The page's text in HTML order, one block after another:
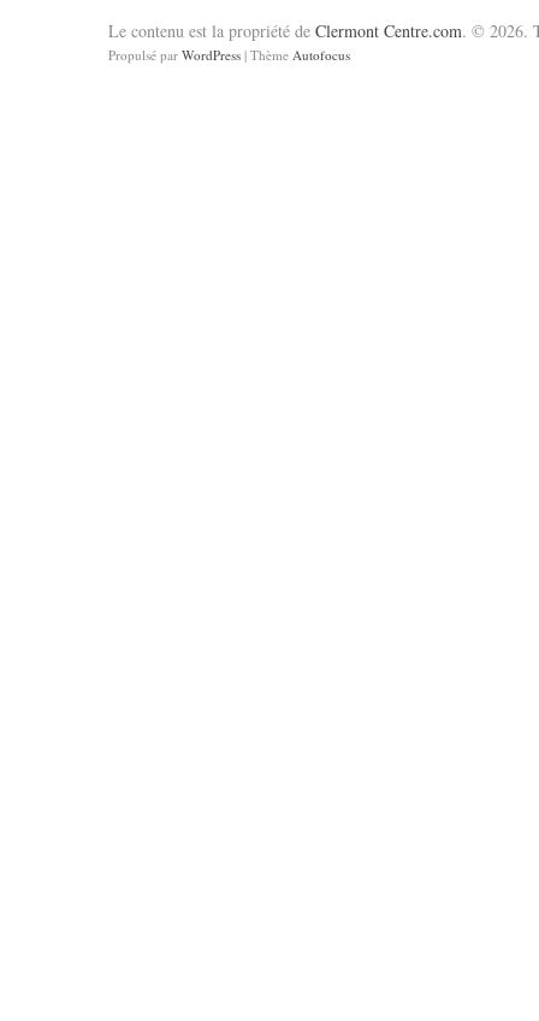
Le contenu est la propriété de Clermont Centre.com. © 2026.
Propulsé par WordPress | Thème Autofocus